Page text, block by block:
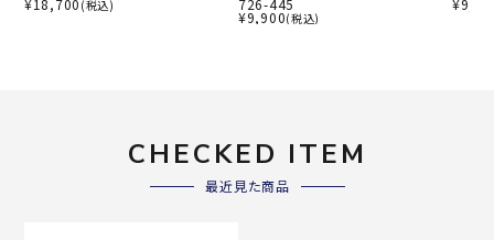
(税込)
¥9,900(税込)
CHECKED ITEM
最近見た商品